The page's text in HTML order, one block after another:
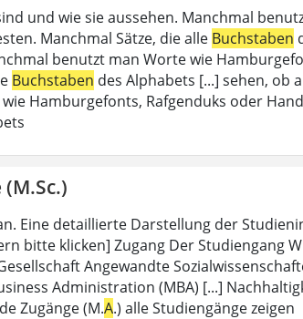
und wie sie aussehen. Manchmal
Manchmal Sätze, die alle Buchstaben
benutzt man Worte wie
Buchstaben des Alphabets [...] sehen, ob
Hamburgefonts, Rafgenduks oder
Eine detaillierte Darstellung der
bitte klicken] Zugang Der Studiengang
Angewandte
Administration (MBA) [...]
Zugänge (M.A.) alle Studiengänge zeigen